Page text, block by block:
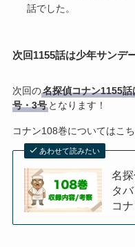
話でした。
次回1155話は少年サンデ
次回の名探偵コナン1155
号・3号となります！
コナン108巻についてはこ
あわせて読みたい
名
タ
コ